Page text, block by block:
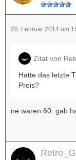
28. Februar 2014 um
Zitat von
Hatte das letzte
Preis?
ne waren 60. gab